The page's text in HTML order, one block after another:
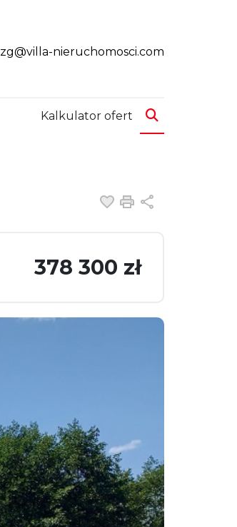
zg@villa-nieruchomosci.com
Kalkulator ofert
Dodaj do
Drukuj
378 300 zł